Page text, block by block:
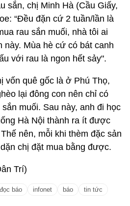
sắn, chị Minh Hà (Cầu Giấy,
“Đều đặn cứ 2 tuần/lần là
rau sắn muối, nhà tôi ai
này. Mùa hè cứ có bát canh
với rau là ngon hết sảy".
vốn quê gốc là ở Phú Thọ,
lại đông con nên chỉ có
muối. Sau này, anh đi học
Hà Nội thành ra ít được
nên, mỗi khi thèm đặc sản
chị đặt mua bằng được.
Trí)
đọc báo infonet báo
tin tức